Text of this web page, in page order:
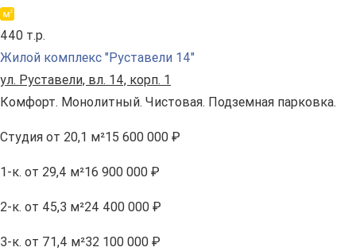
440 т.р.
Жилой комплекс "Руставели 14"
ул. Руставели, вл. 14, корп. 1
Комфорт. Монолитный. Чистовая. Подземная парковка.
Студия от 20,1 м²15 600 000 ₽
1-к. от 29,4 м²16 900 000 ₽
2-к. от 45,3 м²24 400 000 ₽
3-к. от 71,4 м²32 100 000 ₽